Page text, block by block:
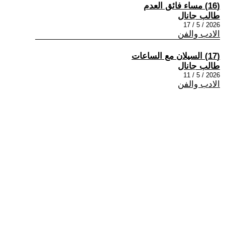
(16) مساء فائق العدم
طالب جانال
2026 / 5 / 17
الادب والفن
(17) السيلان مع الساعات
طالب جانال
2026 / 5 / 11
الادب والفن